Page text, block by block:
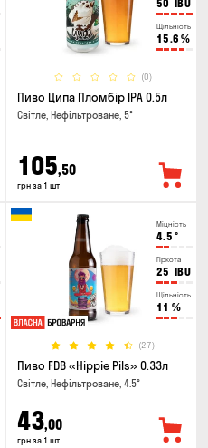
50 IBU
Щільність
15.6 %
(0)
Пиво Ципа Пломбір IPA 0.5л
Світле, Нефільтроване, 5°
105,50
грн за 1 шт
Міцність
4.5 °
Гіркота
25 IBU
Щільність
11 %
(27)
Пиво FDB «Hippie Pils» 0.33л
Світле, Нефільтроване, 4.5°
43,00
грн за 1 шт